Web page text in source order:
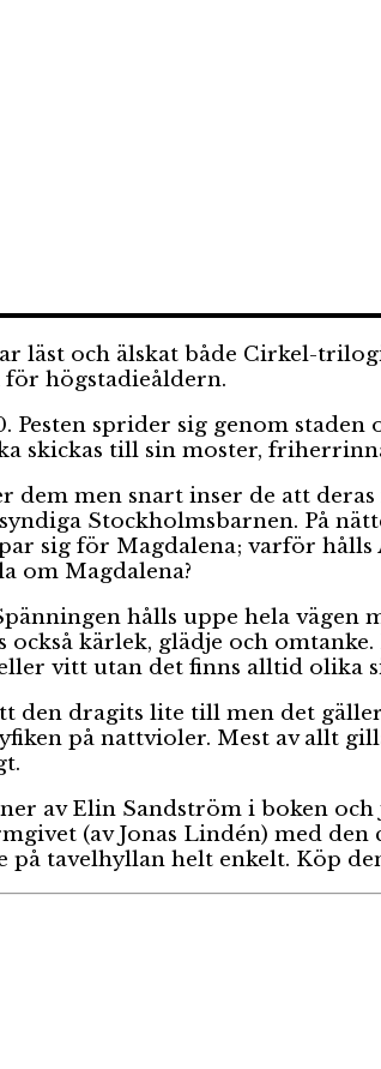
läst och älskat både Cirkel-
för högstadieåldern.
sprider sig genom
skickas till sin moster,
men snart inser de att
Stockholmsbarnen. På
sig för Magdalena; varför
om Magdalena?
hålls uppe hela
kärlek, glädje och
vitt utan det finns alltid olika
den dragits lite till men det
på nattvioler. Mest av allt
av Elin Sandström i boken
(av Jonas Lindén) med
tavelhyllan helt enkelt. Köp